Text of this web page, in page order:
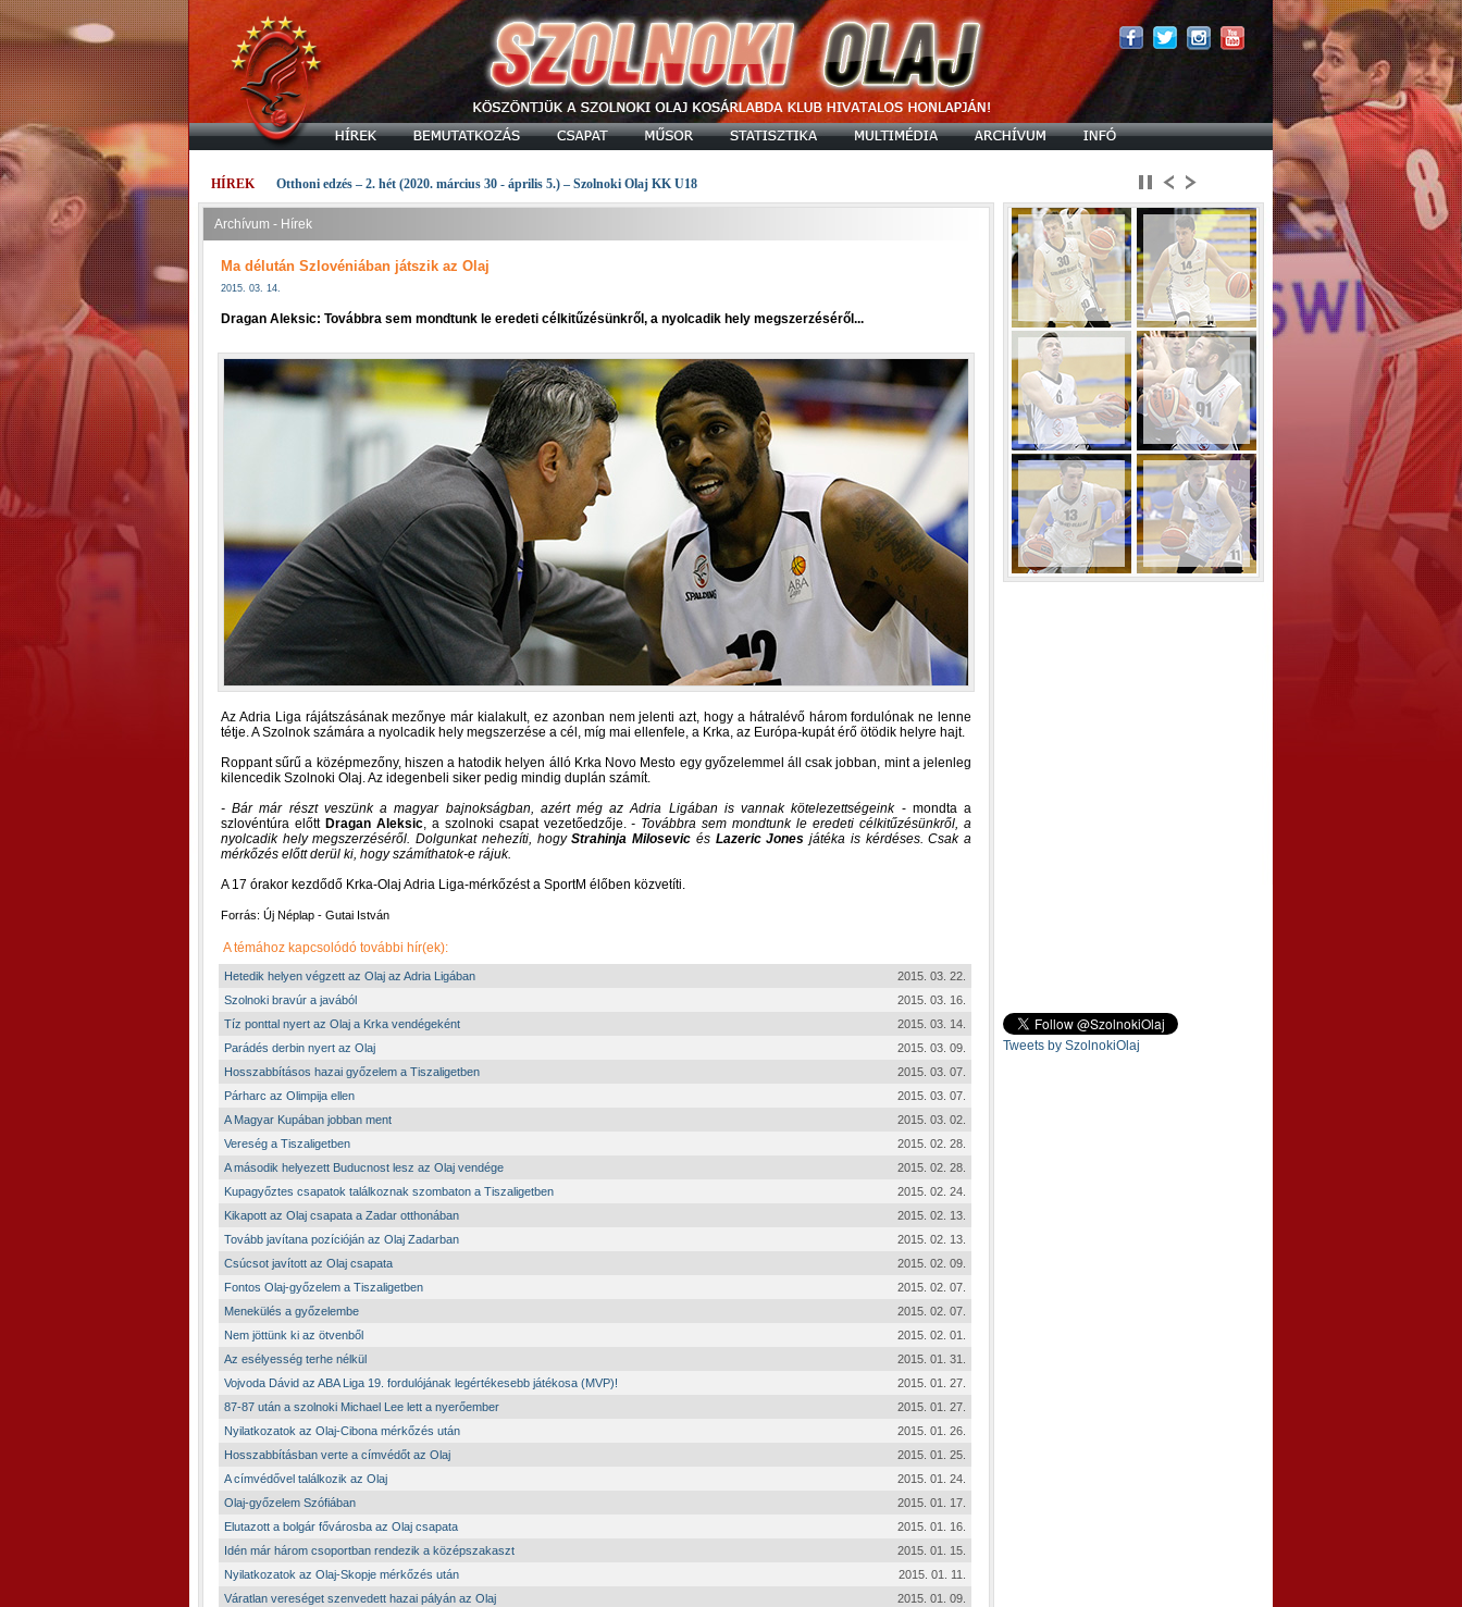
HÍREK Otthoni edzés – 2. hét (2020. március 30 - április 5.) – Szolnoki Olaj KK U18
Archívum - Hírek
Ma délután Szlovéniában játszik az Olaj
2015. 03. 14.
Dragan Aleksic: Továbbra sem mondtunk le eredeti célkitűzésünkről, a nyolcadik hely megszerzéséről...
Az Adria Liga rájátszásának mezőnye már kialakult, ez azonban nem jelenti azt, hogy a hátralévő három fordulónak ne lenne
tétje. A Szolnok számára a nyolcadik hely megszerzése a cél, míg mai ellenfele, a Krka, az Európa-kupát érő ötödik helyre hajt.
Roppant sűrű a középmezőny, hiszen a hatodik helyen álló Krka Novo Mesto egy győzelemmel áll csak jobban, mint a jelenleg
kilencedik Szolnoki Olaj. Az idegenbeli siker pedig mindig duplán számít.
- Bár már részt veszünk a magyar bajnokságban, azért még az Adria Ligában is vannak kötelezettségeink- mondta a
szlovéntúra előtt Dragan Aleksic, a szolnoki csapat vezetőedzője.- Továbbra sem mondtunk le eredeti célkitűzésünkről, a
nyolcadik hely megszerzéséről. Dolgunkat nehezíti, hogyStrahinja Milosevic és Lazeric Jones játéka is kérdéses. Csak a
mérkőzés előtt derül ki, hogy számíthatok-e rájuk.
A 17 órakor kezdődő Krka-Olaj Adria Liga-mérkőzést a SportM élőben közvetíti.
Forrás: Új Néplap - Gutai István
A témához kapcsolódó további hír(ek):
Hetedik helyen végzett az Olaj az Adria Ligában
2015. 03. 22.
Szolnoki bravúr a javából
2015. 03. 16.
Tíz ponttal nyert az Olaj a Krka vendégeként
2015. 03. 14.
Parádés derbin nyert az Olaj
2015. 03. 09.
Hosszabbításos hazai győzelem a Tiszaligetben
2015. 03. 07.
Párharc az Olimpija ellen
2015. 03. 07.
A Magyar Kupában jobban ment
2015. 03. 02.
Vereség a Tiszaligetben
2015. 02. 28.
A második helyezett Buducnost lesz az Olaj vendége
2015. 02. 28.
Kupagyőztes csapatok találkoznak szombaton a Tiszaligetben
2015. 02. 24.
Kikapott az Olaj csapata a Zadar otthonában
2015. 02. 13.
Tovább javítana pozícióján az Olaj Zadarban
2015. 02. 13.
Csúcsot javított az Olaj csapata
2015. 02. 09.
Fontos Olaj-győzelem a Tiszaligetben
2015. 02. 07.
Menekülés a győzelembe
2015. 02. 07.
Nem jöttünk ki az ötvenből
2015. 02. 01.
Az esélyesség terhe nélkül
2015. 01. 31.
Vojvoda Dávid az ABA Liga 19. fordulójának legértékesebb játékosa (MVP)!
2015. 01. 27.
87-87 után a szolnoki Michael Lee lett a nyerőember
2015. 01. 27.
Nyilatkozatok az Olaj-Cibona mérkőzés után
2015. 01. 26.
Hosszabbításban verte a címvédőt az Olaj
2015. 01. 25.
A címvédővel találkozik az Olaj
2015. 01. 24.
Olaj-győzelem Szófiában
2015. 01. 17.
Elutazott a bolgár fővárosba az Olaj csapata
2015. 01. 16.
Idén már három csoportban rendezik a középszakaszt
2015. 01. 15.
Nyilatkozatok az Olaj-Skopje mérkőzés után
2015. 01. 11.
Váratlan vereséget szenvedett hazai pályán az Olaj
2015. 01. 09.
Tweets by SzolnokiOlaj